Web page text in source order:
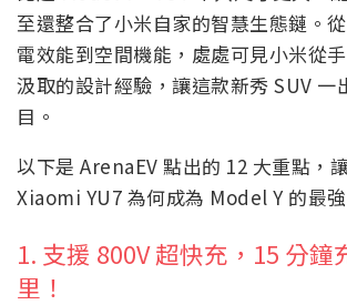
至還整合了小米自家的智慧生態鏈。
電效能到空間機能，處處可見小米從
汲取的設計經驗，讓這款新秀 SUV 一
目。
以下是 ArenaEV 點出的 12 大重點，
Xiaomi YU7 為何成為 Model Y 的最強
1. 支援 800V 超快充，15 分鐘
里！